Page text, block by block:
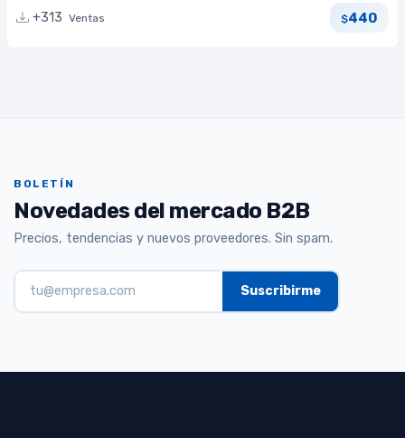
+313 Ventas $440
BOLETÍN
Novedades del mercado B2B
Precios, tendencias y nuevos proveedores. Sin spam.